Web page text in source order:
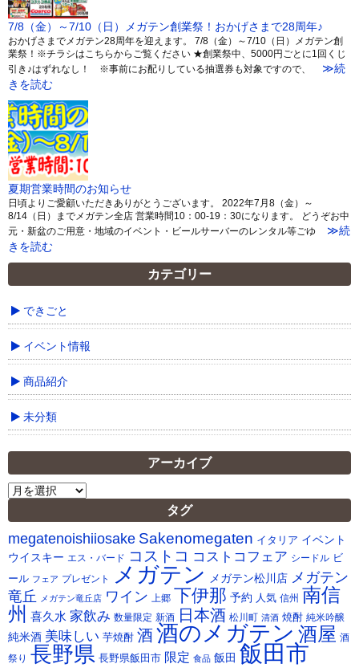
7/8（金）～7/10（日）メガテン創業祭！おかげさまで28周年♪
おかげさまでメガテン28周年を迎えます。 7/8（金）～7/10（日）メガテン創
業祭！※チラシはこちらからご覧ください ★創業祭中、5000円ごとに1回くじ
引き♪はずれなし！ ※事前にお配りしている抽選券も対象ですので、
≫続
きを読む
夏期営業時間のお知らせ
日頃よりご愛顧いただきありがとうございます。 2022年7月8（金）～
8/14（日）までメガテン全店 営業時間10：00-19：30になります。 どうぞお中
元・新盆のご用意・地域のイベント・ビールサーバーのレンタル等ごゆ
≫続
きを読む
カテゴリー
できごと
イベント情報
商品紹介
未分類
アーカイブ
ア
カ
イ
ブ
タグ
megatenoishiiosake Sakenomegaten イタリア イベント
ウイスキー エス・バード コストコ コストコフェア シードル ビ
ール フェア プレゼント メガテン メガテン松川店 メガテン
竜丘
メガテン竜丘店 ワイン 上郷 下伊那 予約 人気 信州 南信
州 喜久水 家飲み 数量限定 新酒 日本酒 松川町 清酒 焼酎 純米吟醸
純米酒 美味しい 芋焼酎 酒酒のメガテン 酒屋 酒
祭り 長野県 長野県飯田市 限定 食品 飯田 飯田市